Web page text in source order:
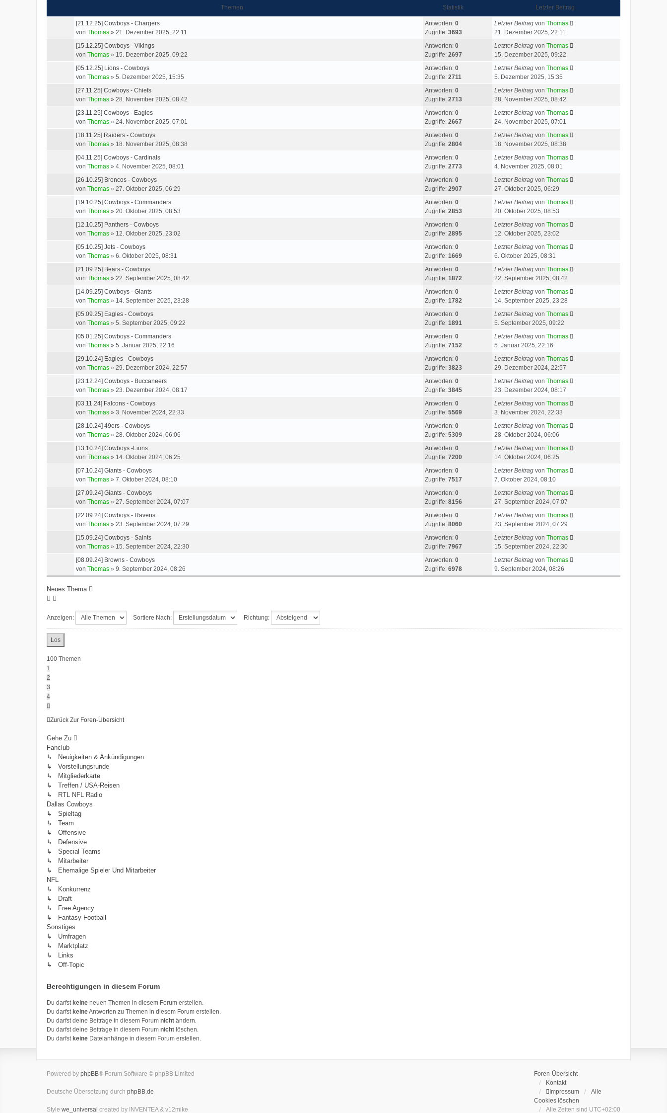
Themen Statistik Letzter Beitrag
[21.12.25] Cowboys - Chargers
von Thomas » 21. Dezember 2025, 22:11
Antworten: 0
Zugriffe: 3693
Letzter Beitrag von Thomas
21. Dezember 2025, 22:11
[15.12.25] Cowboys - Vikings
von Thomas » 15. Dezember 2025, 09:22
Antworten: 0
Zugriffe: 2697
Letzter Beitrag von Thomas
15. Dezember 2025, 09:22
[05.12.25] Lions - Cowboys
von Thomas » 5. Dezember 2025, 15:35
Antworten: 0
Zugriffe: 2711
Letzter Beitrag von Thomas
5. Dezember 2025, 15:35
[27.11.25] Cowboys - Chiefs
von Thomas » 28. November 2025, 08:42
Antworten: 0
Zugriffe: 2713
Letzter Beitrag von Thomas
28. November 2025, 08:42
[23.11.25] Cowboys - Eagles
von Thomas » 24. November 2025, 07:01
Antworten: 0
Zugriffe: 2667
Letzter Beitrag von Thomas
24. November 2025, 07:01
[18.11.25] Raiders - Cowboys
von Thomas » 18. November 2025, 08:38
Antworten: 0
Zugriffe: 2804
Letzter Beitrag von Thomas
18. November 2025, 08:38
[04.11.25] Cowboys - Cardinals
von Thomas » 4. November 2025, 08:01
Antworten: 0
Zugriffe: 2773
Letzter Beitrag von Thomas
4. November 2025, 08:01
[26.10.25] Broncos - Cowboys
von Thomas » 27. Oktober 2025, 06:29
Antworten: 0
Zugriffe: 2907
Letzter Beitrag von Thomas
27. Oktober 2025, 06:29
[19.10.25] Cowboys - Commanders
von Thomas » 20. Oktober 2025, 08:53
Antworten: 0
Zugriffe: 2853
Letzter Beitrag von Thomas
20. Oktober 2025, 08:53
[12.10.25] Panthers - Cowboys
von Thomas » 12. Oktober 2025, 23:02
Antworten: 0
Zugriffe: 2895
Letzter Beitrag von Thomas
12. Oktober 2025, 23:02
[05.10.25] Jets - Cowboys
von Thomas » 6. Oktober 2025, 08:31
Antworten: 0
Zugriffe: 1669
Letzter Beitrag von Thomas
6. Oktober 2025, 08:31
[21.09.25] Bears - Cowboys
von Thomas » 22. September 2025, 08:42
Antworten: 0
Zugriffe: 1872
Letzter Beitrag von Thomas
22. September 2025, 08:42
[14.09.25] Cowboys - Giants
von Thomas » 14. September 2025, 23:28
Antworten: 0
Zugriffe: 1782
Letzter Beitrag von Thomas
14. September 2025, 23:28
[05.09.25] Eagles - Cowboys
von Thomas » 5. September 2025, 09:22
Antworten: 0
Zugriffe: 1891
Letzter Beitrag von Thomas
5. September 2025, 09:22
[05.01.25] Cowboys - Commanders
von Thomas » 5. Januar 2025, 22:16
Antworten: 0
Zugriffe: 7152
Letzter Beitrag von Thomas
5. Januar 2025, 22:16
[29.10.24] Eagles - Cowboys
von Thomas » 29. Dezember 2024, 22:57
Antworten: 0
Zugriffe: 3823
Letzter Beitrag von Thomas
29. Dezember 2024, 22:57
[23.12.24] Cowboys - Buccaneers
von Thomas » 23. Dezember 2024, 08:17
Antworten: 0
Zugriffe: 3845
Letzter Beitrag von Thomas
23. Dezember 2024, 08:17
[03.11.24] Falcons - Cowboys
von Thomas » 3. November 2024, 22:33
Antworten: 0
Zugriffe: 5569
Letzter Beitrag von Thomas
3. November 2024, 22:33
[28.10.24] 49ers - Cowboys
von Thomas » 28. Oktober 2024, 06:06
Antworten: 0
Zugriffe: 5309
Letzter Beitrag von Thomas
28. Oktober 2024, 06:06
[13.10.24] Cowboys -Lions
von Thomas » 14. Oktober 2024, 06:25
Antworten: 0
Zugriffe: 7200
Letzter Beitrag von Thomas
14. Oktober 2024, 06:25
[07.10.24] Giants - Cowboys
von Thomas » 7. Oktober 2024, 08:10
Antworten: 0
Zugriffe: 7517
Letzter Beitrag von Thomas
7. Oktober 2024, 08:10
[27.09.24] Giants - Cowboys
von Thomas » 27. September 2024, 07:07
Antworten: 0
Zugriffe: 8156
Letzter Beitrag von Thomas
27. September 2024, 07:07
[22.09.24] Cowboys - Ravens
von Thomas » 23. September 2024, 07:29
Antworten: 0
Zugriffe: 8060
Letzter Beitrag von Thomas
23. September 2024, 07:29
[15.09.24] Cowboys - Saints
von Thomas » 15. September 2024, 22:30
Antworten: 0
Zugriffe: 7967
Letzter Beitrag von Thomas
15. September 2024, 22:30
[08.09.24] Browns - Cowboys
von Thomas » 9. September 2024, 08:26
Antworten: 0
Zugriffe: 6978
Letzter Beitrag von Thomas
9. September 2024, 08:26
Neues Thema
Anzeigen: Sortiere Nach: Richtung:
100 Themen
1
2
3
4
Zurück Zur Foren-Übersicht
Gehe Zu
Fanclub
↳ Neuigkeiten & Ankündigungen
↳ Vorstellungsrunde
↳ Mitgliederkarte
↳ Treffen / USA-Reisen
↳ RTL NFL Radio
Dallas Cowboys
↳ Spieltag
↳ Team
↳ Offensive
↳ Defensive
↳ Special Teams
↳ Mitarbeiter
↳ Ehemalige Spieler Und Mitarbeiter
NFL
↳ Konkurrenz
↳ Draft
↳ Free Agency
↳ Fantasy Football
Sonstiges
↳ Umfragen
↳ Marktplatz
↳ Links
↳ Off-Topic
Berechtigungen in diesem Forum
Du darfst keine neuen Themen in diesem Forum erstellen.
Du darfst keineAntworten zu Themen in diesem Forum erstellen.
Du darfst deine Beiträge in diesem Forum nicht ändern.
Du darfst deine Beiträge in diesem Forum nicht löschen.
Du darfst keine Dateianhänge in diesem Forum erstellen.
Foren-Übersicht
Kontakt
Impressum
Alle
Cookies löschen
Alle Zeiten sind UTC+02:00
Powered by phpBB® Forum Software © phpBB Limited
Deutsche Übersetzung durch phpBB.de
Style we_universal created by INVENTEA & v12mike